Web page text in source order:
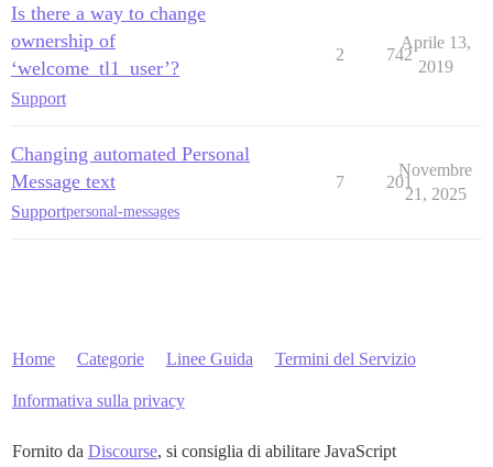
Is there a way to change
ownership of
‘welcome_tl1_user’?
Support
2 742
Aprile 13,
2019
Changing automated Personal
Message text
Supportpersonal-messages
7 201
Novembre
21, 2025
Home Categorie Linee Guida Termini del Servizio
Informativa sulla privacy
Fornito da Discourse, si consiglia di abilitare JavaScript